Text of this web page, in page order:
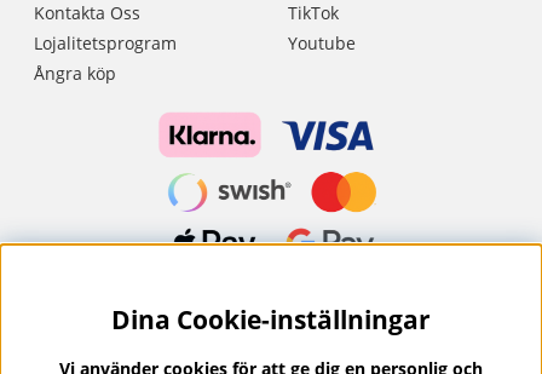
Kontakta Oss
Lojalitetsprogram
Ångra köp
TikTok
Youtube
Nyhetsbrev?
I vårt nyhetsbrev får du ta del av nyheter och
Dina Cookie-inställningar
Vi använder cookies för att ge dig en personlig och